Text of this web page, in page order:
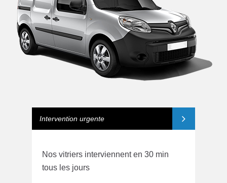
Intervention urgente
Nos vitriers interviennent en 30 min
tous les jours